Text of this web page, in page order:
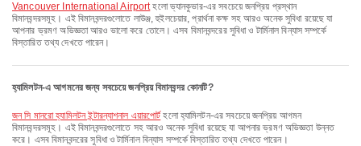
Vancouver International Airportহলো ভ্যানকুভার-এর সবচেয়ে জনপ্রিয় প্রস্থান
বিমানবন্দরসমূহ। এই বিমানবন্দরগুলোতে লাউঞ্জ, হুইলচেয়ার, প্রার্থনা কক্ষ সহ আরও অনেক সুবিধা রয়েছে যা
আপনার ভ্রমণ অভিজ্ঞতা আরও ভালো করে তোলে। এসব বিমানবন্দরের সুবিধা ও টার্মিনাল বিন্যাস সম্পর্কে
বিস্তারিত তথ্য দেখতে পারেন।
হ্যামিলটন-এ আগমনের জন্য সবচেয়ে জনপ্রিয় বিমানবন্দর কোনটি?
জন সি মানরো হ্যামিলটন ইন্টারন্যাশনাল এয়ারপোর্ট হলো হ্যামিলটন-এর সবচেয়ে জনপ্রিয় আগমন
বিমানবন্দরসমূহ। এই বিমানবন্দরগুলোতে সহ আরও অনেক সুবিধা রয়েছে যা আপনার ভ্রমণ অভিজ্ঞতা উন্নত
করে। এসব বিমানবন্দরের সুবিধা ও টার্মিনাল বিন্যাস সম্পর্কে বিস্তারিত তথ্য দেখতে পারেন।